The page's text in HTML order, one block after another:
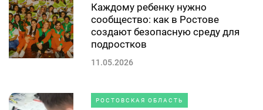
Каждому ребенку нужно
сообщество: как в Ростове
создают безопасную среду для
подростков
11.05.2026
РОСТОВСКАЯ ОБЛАСТЬ